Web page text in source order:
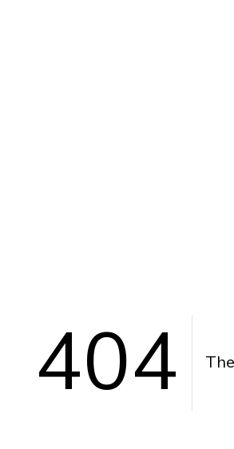
404